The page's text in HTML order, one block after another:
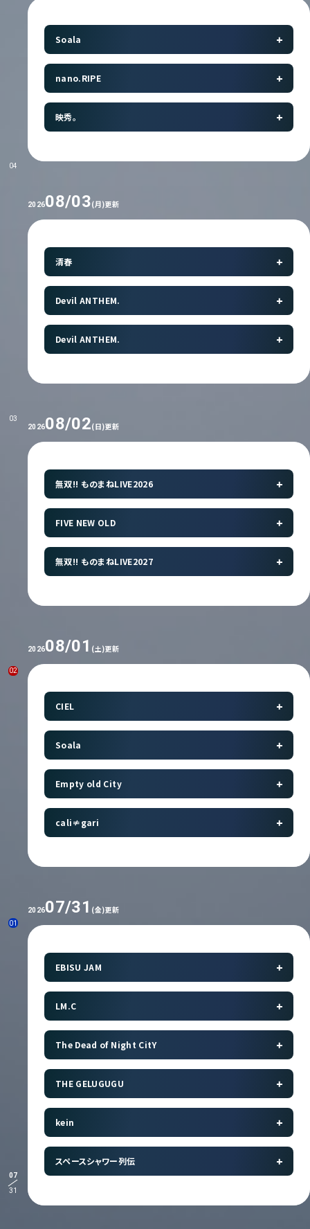
04
03
02
01
07
31
Soala
nano.RIPE
映秀。
202608/03(月)更新
清春
Devil ANTHEM.
Devil ANTHEM.
202608/02(日)更新
無双!! ものまねLIVE2026
FIVE NEW OLD
無双!! ものまねLIVE2027
202608/01 (土)更新
CIEL
Soala
Empty old City
cali≠gari
202607/31 (金)更新
EBISU JAM
LM.C
The Dead of Night CitY
THE GELUGUGU
kein
スペースシャワー列伝